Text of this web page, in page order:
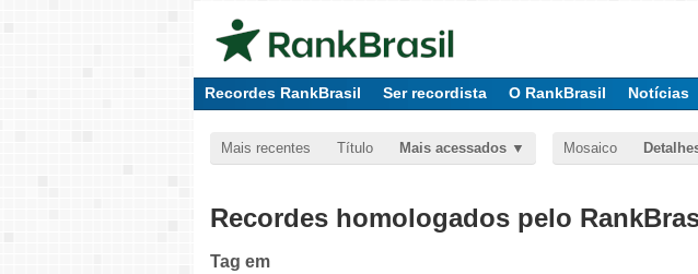
Recordes RankBrasil Ser recordista O RankBrasil Notícias
Mais recentes Título Mais acessados Mosaico
Recordes homologados pelo
Tag em